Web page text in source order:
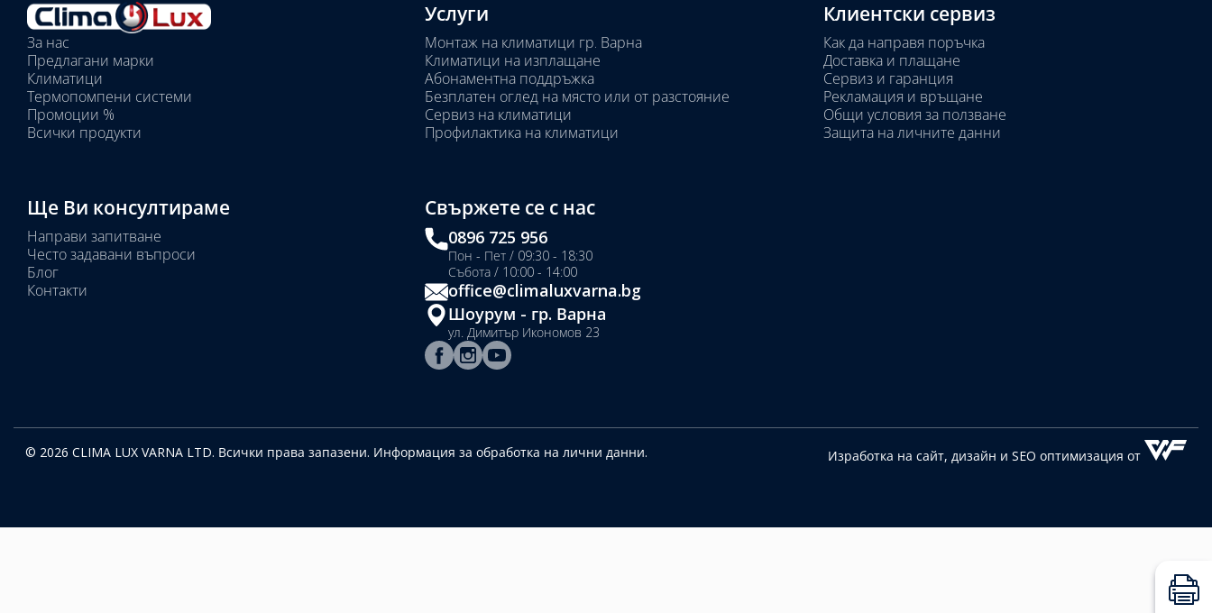
Избрани
вътрешни
тела:
Избрано
тяло:
За нас
Предлагани марки
Климатици
Термопомпени системи
Промоции %
Всички продукти
Услуги
Монтаж на климатици гр. Варна
Климатици на изплащане
Абонаментна поддръжка
Безплатен оглед на място или от разстояние
Сервиз на климатици
Профилактика на климатици
Клиентски сервиз
Как да направя поръчка
Доставка и плащане
Сервиз и гаранция
Рекламация и връщане
Общи условия за ползване
Защита на личните данни
Ще Ви консултираме
Направи запитване
Често задавани въпроси
Блог
Контакти
Свържете се с нас
0896 725 956
Пон - Пет / 09:30 - 18:30
Събота / 10:00 - 14:00
office@climaluxvarna.bg
Шоурум - гр. Варна
ул. Димитър Икономов 23
© 2026 CLIMA LUX VARNA LTD. Всички права запазени. Информация за обработка на лични данни. Изработка на сайт, дизайн и SEO оптимизация от